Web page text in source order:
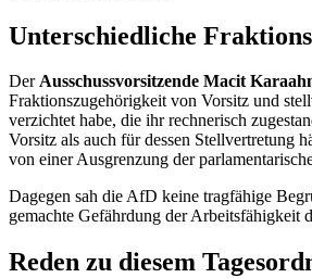
Unterschiedliche
DerAusschussvorsitzende Macit
Fraktionszugehörigkeit von Vorsitz und
verzichtet habe, die ihr rechnerisch
Vorsitz als auch für dessen Stellvertretung
von einer Ausgrenzung der
Dagegen sah die AfD keine tragfähige
gemachte Gefährdung der Arbeitsfähigkeit
Reden zu diesem